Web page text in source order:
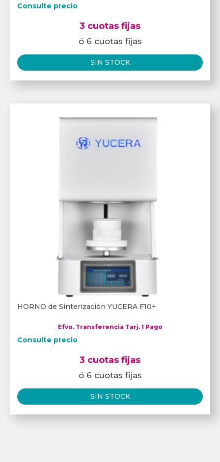
Consulte precio
3 cuotas fijas
ó 6 cuotas fijas
SIN STOCK
HORNO de Sinterización YUCERA F10+
Efvo. Transferencia Tarj. 1 Pago
Consulte precio
3 cuotas fijas
ó 6 cuotas fijas
SIN STOCK